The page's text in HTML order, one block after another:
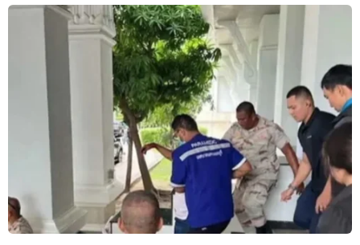
TIN CÙNG CHUYÊN MỤC
Khơi thông dòng vốn, đổi mới
phương thức cho vay, nâng cao năng
lực hấp thụ vốn
10/08/2026 09:26
Doanh nghiệp nhỏ và vừa được vay
với lãi suất thấp hơn ít nhất 1%/năm
10/08/2026 09:26